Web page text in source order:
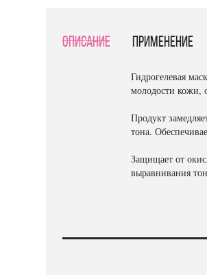
Описание Применение
Гидрогелевая
молодости кожи,
Продукт
тона.
Защищает от
выравнивания